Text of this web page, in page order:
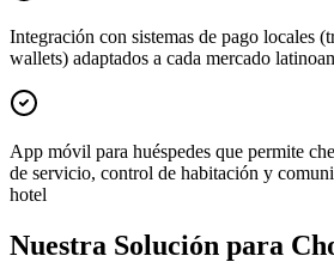
Integración con sistemas de pago locales
wallets) adaptados a cada mercado
App móvil para huéspedes que permite
de servicio, control de habitación y
hotel
Nuestra Solución para